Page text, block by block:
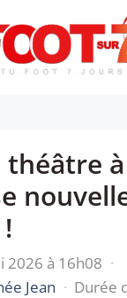
à
2026 à 16h08 ·
Jean · Durée